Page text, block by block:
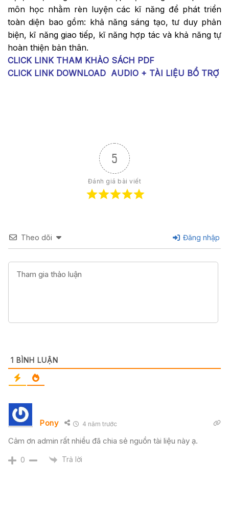
môn học nhằm rèn luyện các kĩ năng để phát triển
toàn diện bao gồm: khả năng sáng tạo, tư duy phản
biện, kĩ năng giao tiếp, kĩ năng hợp tác và khả năng tự
hoàn thiện bản thân.
CLICK LINK THAM KHẢO SÁCH PDF
CLICK LINK DOWNLOAD AUDIO + TÀI LIỆU BỔ TRỢ
5
Đánh giá bài viết
Theo dõi Đăng nhập
1 BÌNH LUẬN
Pony 4 năm trước
Cảm ơn admin rất nhiều đã chia sẻ nguồn tài liệu này ạ.
0 Trả lời